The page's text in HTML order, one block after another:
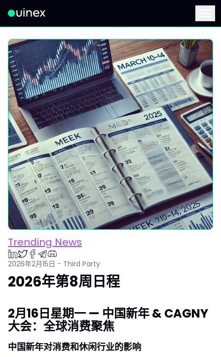
Trending News
2026年2月15日 - Third Party
2026年第8周日程
2月16日星期一 — 中国新年 & CAGNY
大会：全球消费聚焦
中国新年对消费和休闲行业的影响